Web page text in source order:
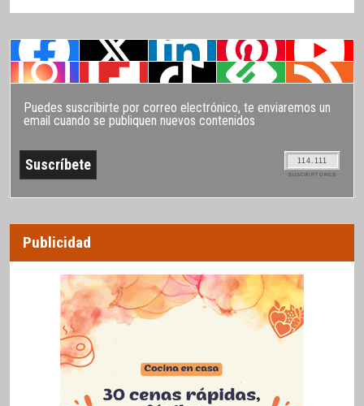
Puedes suscribirte por correo electrónico, te enviaremos un
email cuando se publiquen nuevos contenidos
114.111
SUSCRIPTORES
Publicidad